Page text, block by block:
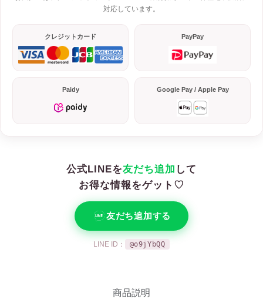
対応しています。
クレジットカード PayPay
Paidy Google Pay / Apple Pay
公式LINEを友だち追加 して
お得な情報をゲット♡
友だち追加する
LINE ID： @o9jYbQQ
商品説明